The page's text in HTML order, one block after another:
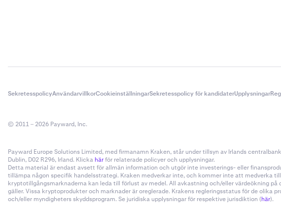
SekretesspolicyAnvändarvillkorCookieinställningarSekretesspolicy för kandidaterUpplysningar
© 2011 – 2026 Payward, Inc.
Payward Europe Solutions Limited, med firmanamn Kraken, står under tillsyn av Irlands
Dublin, D02 R296, Irland. Klicka härför relaterade policyer och upplysningar.
Detta material är endast avsett för allmän information och utgör inte investerings- eller
tillämpa någon specifik handelsstrategi. Kraken medverkar inte, och kommer inte att medverka
kryptotillgångsmarknaderna kan leda till förlust av medel. All avkastning och/eller värdeökning
gäller. Vissa kryptoprodukter och marknader är oreglerade. Krakens regleringsstatus för de
och/eller myndigheters skyddsprogram. Se juridiska upplysningar för respektive jurisdiktion (här).